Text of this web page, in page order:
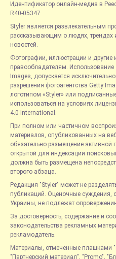
Идентификатор онлайн-медиа в
R40-05347
Styler является развлекательным
рассказывающим о людях, трендах
новостей.
Фотографии, иллюстрации и
правообладателям.
Images, допускается
разрешения фотоагентства Getty
логотипом «Styler» или
использоваться на условиях
4.0 International.
При полном или частичном
материалов, опубликованных на
обязательно размещение активной
открытой для индексации
должна быть размещена
второго абзаца.
Редакция "Styler" может не
публикаций. Оценочные суждения,
Украины, не подлежат
За достоверность, содержание и
законодательства рекламных
рекламодатель.
Материалы, отмеченные плашками
"Партнерский материал", "Promo",